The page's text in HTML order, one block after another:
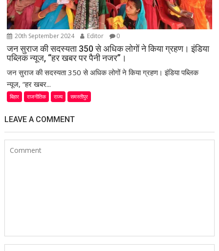
20th September 2024 Editor 0
जन सुराज की सदस्यता 350 से अधिक लोगों ने किया ग्रहण। इंडिया
पब्लिक न्यूज, “हर खबर पर पैनी नजर”।
जन सुराज की सदस्यता 350 से अधिक लोगों ने किया ग्रहण। इंडिया पब्लिक
न्यूज, “हर खबर...
बिहार राजनीतिक राज्य समस्तीपुर
LEAVE A COMMENT